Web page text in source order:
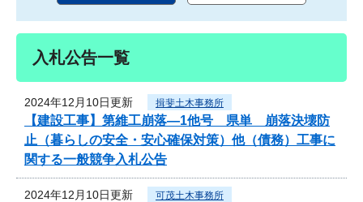
入札公告一覧
2024年12月10日更新 揖斐土木事務所
【建設工事】第維工崩落―1他号 県単 崩落決壊防
止（暮らしの安全・安心確保対策）他（債務）工事に
関する一般競争入札公告
2024年12月10日更新 可茂土木事務所